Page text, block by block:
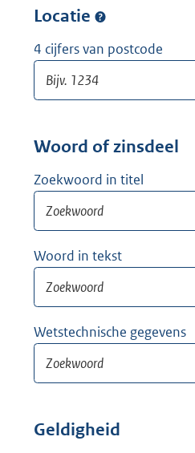
Locatie
4 cijfers van postcode
Woord of zinsdeel
Zoekwoord in titel
Woord in tekst
Wetstechnische gegevens
Geldigheid